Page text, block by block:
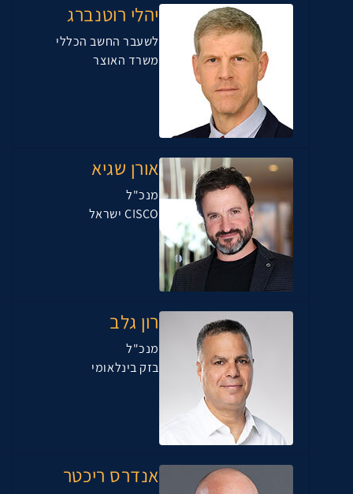
יהלי רוטנברג
לשעבר החשב הכללי
משרד האוצר
אורן שגיא
מנכ"ל
CISCO ישראל
רון גלב
מנכ"ל
בזק בינלאומי
אנדרס ריכטר